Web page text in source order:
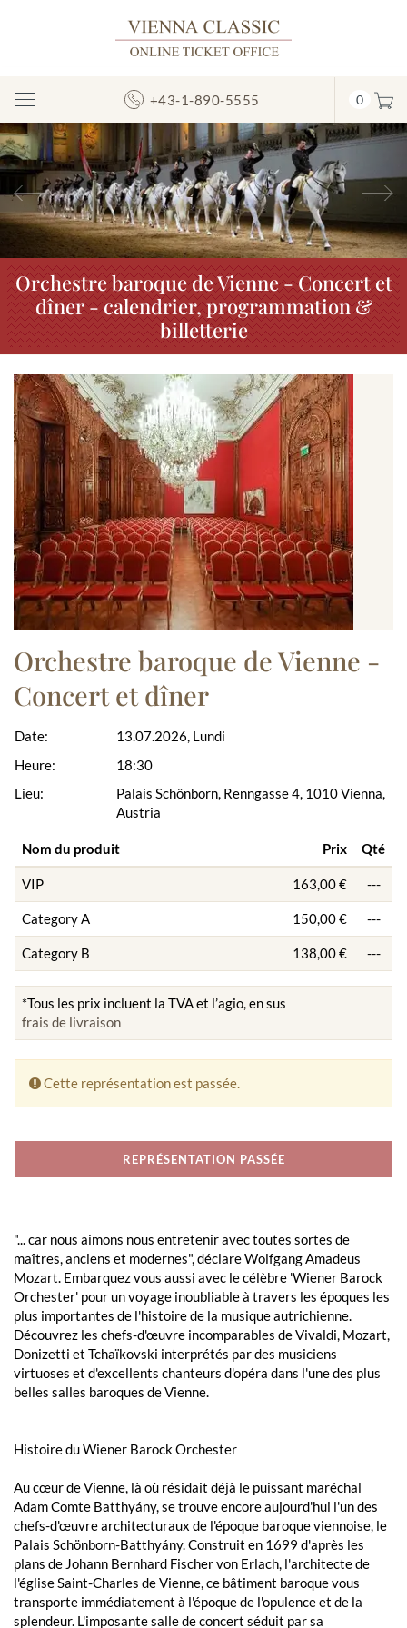
Afficher/masquer
la
navigation
+43-1-890-5555 0
Précédent
Orchestre baroque de Vienne - Concert et
dîner - calendrier, programmation &
billetterie
Orchestre baroque de Vienne -
Concert et dîner
Date:
Heure:
Lieu:
13.07.2026, Lundi
18:30
Palais Schönborn, Renngasse 4, 1010 Vienna,
Austria
Nom du produit Prix Qté
VIP 163,00 € ---
Category A 150,00 € ---
Category B 138,00 € ---
*Tous les prix incluent la TVA et l’agio, en sus
frais de livraison
Cette représentation est passée.
REPRÉSENTATION PASSÉE
"... car nous aimons nous entretenir avec toutes sortes de
maîtres, anciens et modernes", déclare Wolfgang Amadeus
Mozart. Embarquez vous aussi avec le célèbre 'Wiener Barock
Orchester' pour un voyage inoubliable à travers les époques les
plus importantes de l'histoire de la musique autrichienne.
Découvrez les chefs-d'œuvre incomparables de Vivaldi, Mozart,
Donizetti et Tchaïkovski interprétés par des musiciens
virtuoses et d'excellents chanteurs d'opéra dans l'une des plus
belles salles baroques de Vienne.
Histoire du Wiener Barock Orchester
Au cœur de Vienne, là où résidait déjà le puissant maréchal
Adam Comte Batthyány, se trouve encore aujourd'hui l'un des
chefs-d'œuvre architecturaux de l'époque baroque viennoise, le
Palais Schönborn-Batthyány. Construit en 1699 d'après les
plans de Johann Bernhard Fischer von Erlach, l'architecte de
l'église Saint-Charles de Vienne, ce bâtiment baroque vous
transporte immédiatement à l'époque de l'opulence et de la
splendeur. L'imposante salle de concert séduit par sa